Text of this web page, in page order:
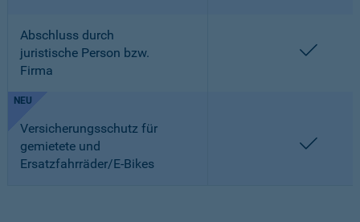
Abschluss durch
juristische Person bzw.
Firma
NEU
Versicherungsschutz für
gemietete und
Ersatzfahrräder/E-Bikes